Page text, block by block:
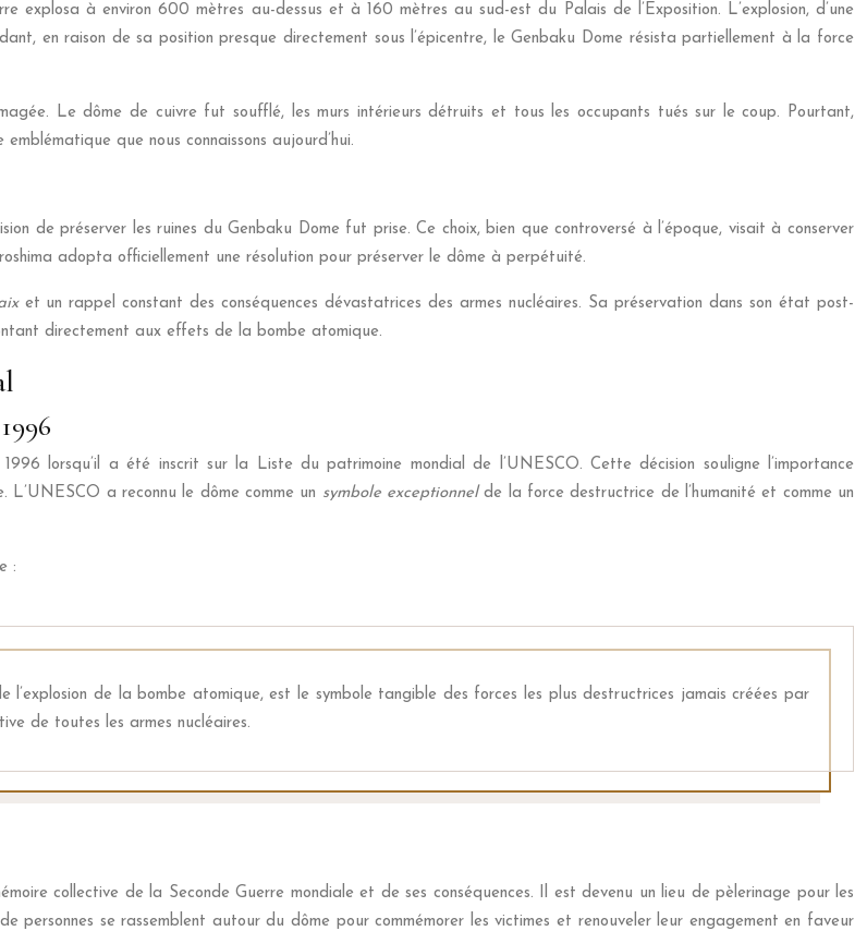
à environ 600 mètres au-dessus et à 160 mètres au sud-est du Palais de l’Exposition. L’explosion, d’une
en raison de sa position presque directement sous l’épicentre, le Genbaku Dome résista partiellement à la force
Le dôme de cuivre fut soufflé, les murs intérieurs détruits et tous les occupants tués sur le coup. Pourtant,
que nous connaissons aujourd’hui.
de préserver les ruines du Genbaku Dome fut prise. Ce choix, bien que controversé à l’époque, visait à conserver
adopta officiellement une résolution pour préserver le dôme à perpétuité.
et un rappel constant des conséquences dévastatrices des armes nucléaires. Sa préservation dans son état post-
directement aux effets de la bombe atomique.
lorsqu’il a été inscrit sur la Liste du patrimoine mondial de l’UNESCO. Cette décision souligne l’importance
L’UNESCO a reconnu le dôme comme un symbole exceptionnelde la force destructrice de l’humanité et comme un
:
de la bombe atomique, est le symbole tangible des forces les plus destructrices jamais créées par
de toutes les armes nucléaires.
collective de la Seconde Guerre mondiale et de ses conséquences. Il est devenu un lieu de pèlerinage pour les
personnes se rassemblent autour du dôme pour commémorer les victimes et renouveler leur engagement en faveur